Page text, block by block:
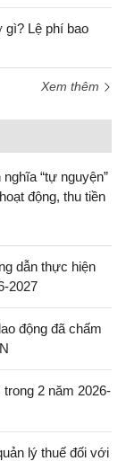
gì? Lệ phí bao
Xem thêm
“tự nguyện”
động, thu tiền
dẫn thực hiện
2027
động đã chấm
2 năm 2026-
lý thuế đối với